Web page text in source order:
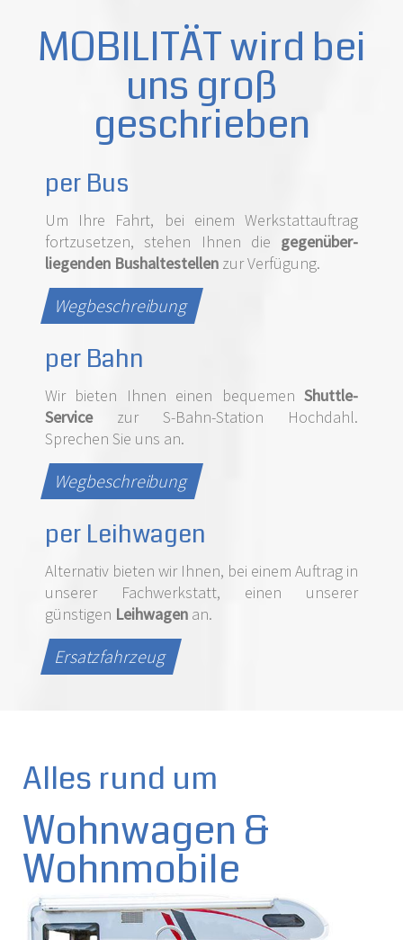
MOBILITÄT wird bei
uns groß
geschrieben
per Bus
Um Ihre Fahrt, bei einem Werkstattauftrag
fortzusetzen, stehen Ihnen die gegenüber­
liegenden Bus­halte­stellen zur Verfügung.
Wegbeschreibung
per Bahn
Wir bieten Ihnen einen bequemen Shuttle-
Servicezur S-Bahn-­Station Hochdahl.
Sprechen Sie uns an.
Wegbeschreibung
per Leihwagen
Alternativ bieten wir Ihnen, bei einem Auftrag in
unserer Fachwerkstatt, einen unserer
günstigen Leihwagen an.
Ersatzfahrzeug
Alles rund um
Wohnwagen &
Wohnmobile